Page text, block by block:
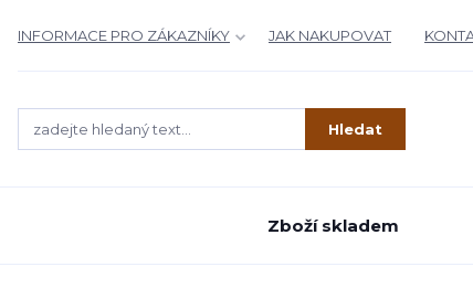
INFORMACE PRO ZÁKAZNÍKY JAK NAKUPOVAT
Hledat
Zboží skladem